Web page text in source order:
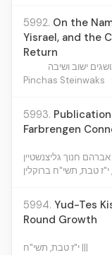
5992. On the
Yisrael, and the
Return
ישוב ושיבה
Pinchas Steinwaks
5993.
Farbrengen
5994. Yud-Tes
Round Growth
י"ז טבת, תשי"ח |||